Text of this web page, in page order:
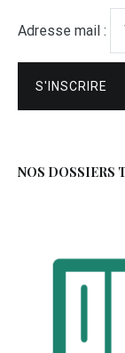
Adresse mail :
NOS DOSSIERS